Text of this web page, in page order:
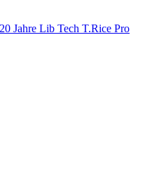
Jahre Lib Tech T.Rice Pro